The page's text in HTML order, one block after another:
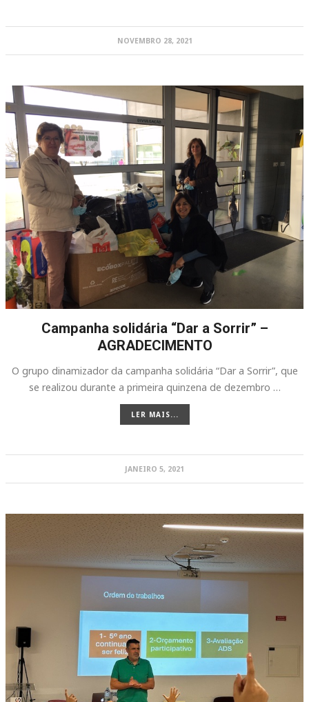
NOVEMBRO 28, 2021
Campanha solidária “Dar a Sorrir” –
AGRADECIMENTO
O grupo dinamizador da campanha solidária “Dar a Sorrir”, que
se realizou durante a primeira quinzena de dezembro …
LER MAIS...
JANEIRO 5, 2021